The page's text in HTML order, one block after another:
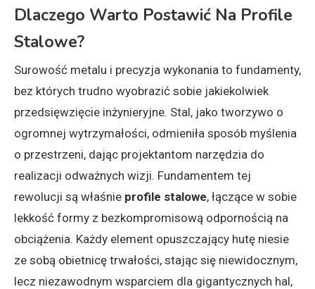
Dlaczego Warto Postawić Na Profile
Stalowe?
Surowość metalu i precyzja wykonania to fundamenty,
bez których trudno wyobrazić sobie jakiekolwiek
przedsięwzięcie inżynieryjne. Stal, jako tworzywo o
ogromnej wytrzymałości, odmieniła sposób myślenia
o przestrzeni, dając projektantom narzędzia do
realizacji odważnych wizji. Fundamentem tej
rewolucji są właśnie profile stalowe, łączące w sobie
lekkość formy z bezkompromisową odpornością na
obciążenia. Każdy element opuszczający hutę niesie
ze sobą obietnicę trwałości, stając się niewidocznym,
lecz niezawodnym wsparciem dla gigantycznych hal,